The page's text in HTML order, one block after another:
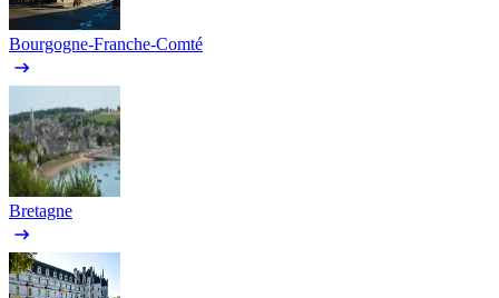
Bourgogne-Franche-Comté
Bretagne